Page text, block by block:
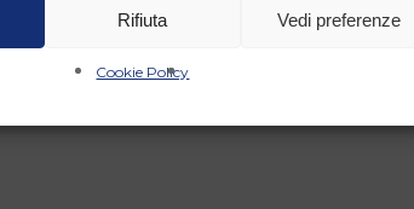
Rifiuta Vedi preferenze
Cookie Policy